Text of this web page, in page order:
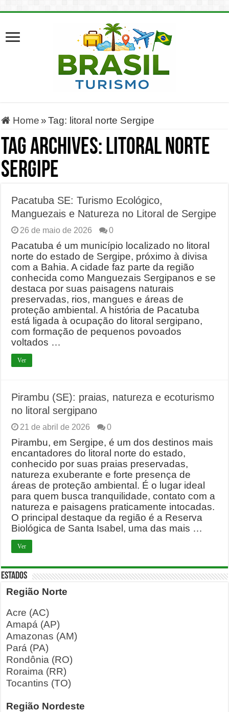
Home » Tag: litoral norte Sergipe
Tag Archives: litoral norte
Sergipe
Pacatuba SE: Turismo Ecológico,
Manguezais e Natureza no Litoral de Sergipe
26 de maio de 2026 0
Pacatuba é um município localizado no litoral
norte do estado de Sergipe, próximo à divisa
com a Bahia. A cidade faz parte da região
conhecida como Manguezais Sergipanos e se
destaca por suas paisagens naturais
preservadas, rios, mangues e áreas de
proteção ambiental. A história de Pacatuba
está ligada à ocupação do litoral sergipano,
com formação de pequenos povoados
voltados …
Ver
Pirambu (SE): praias, natureza e ecoturismo
no litoral sergipano
21 de abril de 2026 0
Pirambu, em Sergipe, é um dos destinos mais
encantadores do litoral norte do estado,
conhecido por suas praias preservadas,
natureza exuberante e forte presença de
áreas de proteção ambiental. É o lugar ideal
para quem busca tranquilidade, contato com a
natureza e paisagens praticamente intocadas.
O principal destaque da região é a Reserva
Biológica de Santa Isabel, uma das mais …
Ver
ESTADOS
Região Norte
Acre (AC)
Amapá (AP)
Amazonas (AM)
Pará (PA)
Rondônia (RO)
Roraima (RR)
Tocantins (TO)
Região Nordeste